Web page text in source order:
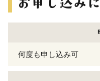
何度も申し込み可